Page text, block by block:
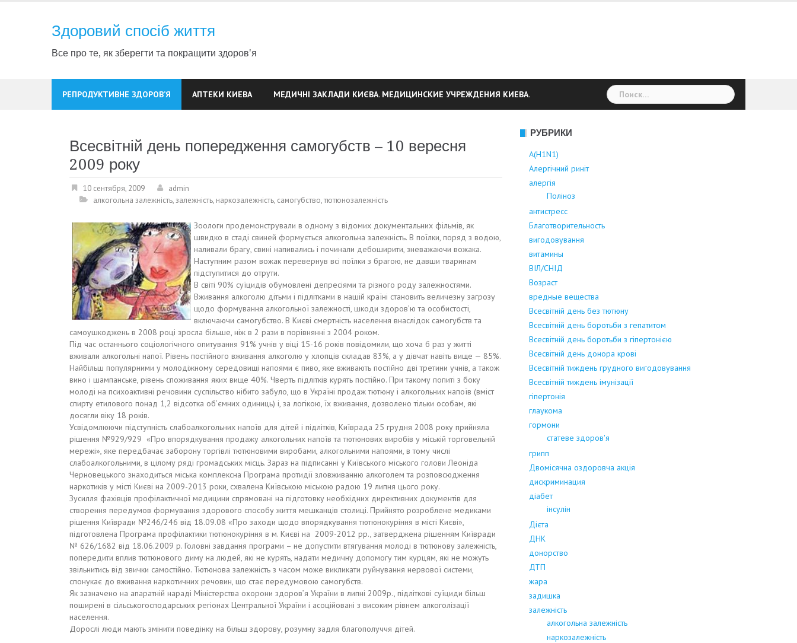
Здоровий спосіб життя
Все про те, як зберегти та покращити здоров'я
РЕПРОДУКТИВНЕ ЗДОРОВ’Я АПТЕКИ КИЕВА МЕДИЧНІ ЗАКЛАДИ КИЄВА. МЕДИЦИНСКИЕ УЧРЕЖДЕНИЯ КИЕВА. Найти:
Всесвітній день попередження самогубств – 10 вересня
2009 року
10 сентября, 2009
admin
алкогольна залежність,залежність, наркозалежність, самогубство,тютюнозалежність
Зоологи продемонстрували в одному з відомих документальних фільмів, як
швидко в стаді свиней формується алкогольна залежність. В поїлки, поряд з водою,
наливали брагу, свині напивались і починали дебоширити, зневажаючи вожака.
Наступним разом вожак перевернув всі поїлки з брагою, не давши тваринам
підступитися до отрути.
В світі 90% суїцидів обумовлені депресіями та різного роду залежностями.
Вживання алкоголю дітьми і підлітками в нашій країні становить величезну загрозу
щодо формування алкогольної залежності, шкоди здоров’ю та особистості,
включаючи самогубство. В Києві смертність населення внаслідок самогубств та
самоушкоджень в 2008 році зросла більше, ніж в 2 рази в порівнянні з 2004 роком.
Під час останнього соціологічного опитування 91% учнів у віці 15-16 років повідомили, що хоча б раз у житті
вживали алкогольні напої. Рівень постійного вживання алкоголю у хлопців складав 83%, а у дівчат навіть вище — 85%.
Найбільш популярними у молодіжному середовищі напоями є пиво, яке вживають постійно дві третини учнів, а також
вино і шампанське, рівень споживання яких вище 40%. Чверть підлітків курять постійно. При такому попиті з боку
молоді на психоактивні речовини суспільство нібито забуло, що в Україні продаж тютюну і алкогольних напоїв (вміст
спирту етилового понад 1,2 відсотка об’ємних одиниць) і, за логікою, їх вживання, дозволено тільки особам, які
досягли віку 18 років.
Усвідомлюючи підступність слабоалкогольних напоїв для дітей і підлітків, Київрада 25 грудня 2008 року прийняла
рішення №929/929 «Про впорядкування продажу алкогольних напоїв та тютюнових виробів у міській торговельній
мережі», яке передбачає заборону торгівлі тютюновими виробами, алкогольними напоями, в тому числі
слабоалкогольними, в цілому ряді громадських місць. Зараз на підписанні у Київського міського голови Леоніда
Черновецького знаходиться міська комплексна Програма протидії зловживанню алкоголем та розповсюдження
наркотиків у місті Києві на 2009-2013 роки, схвалена Київською міською радою 19 липня цього року.
Зусилля фахівців профілактичної медицини спрямовані на підготовку необхідних директивних документів для
створення передумов формування здорового способу життя мешканців столиці. Прийнято розроблене медиками
рішення Київради №246/246 від 18.09.08 «Про заходи щодо впорядкування тютюнокуріння в місті Києві»,
підготовлена Програма профілактики тютюнокуріння в м. Києві на 2009-2012 рр., затверджена рішенням Київради
№ 626/1682 від 18.06.2009 р. Головні завдання програми – не допустити втягування молоді в тютюнову залежність,
попередити вплив тютюнового диму на людей, які не курять, надати медичну допомогу тим курцям, які не можуть
звільнитись від звички самостійно. Тютюнова залежність з часом може викликати руйнування нервової системи,
спонукає до вживання наркотичних речовин, що стає передумовою самогубств.
Як зазначено на апаратній нараді Міністерства охорони здоров’я України в липні 2009р., підліткові суїциди більш
поширені в сільськогосподарських регіонах Центральної України і асоційовані з високим рівнем алкоголізації
населення.
Дорослі люди мають змінити поведінку на більш здорову, розумну задля благополуччя дітей.
РУБРИКИ
А(Н1N1)
Алергічний риніт
алергія
Поліноз
антистресс
Благотворительность
вигодовування
витамины
ВІЛ/СНІД
Возраст
вредные вещества
Всесвітній день без тютюну
Всесвітній день боротьби з гепатитом
Всесвітній день боротьби з гіпертонією
Всесвітній день донора крові
Всесвітній тиждень грудного вигодовування
Всесвітній тиждень імунізації
гіпертонія
глаукома
гормони
статеве здоров'я
грипп
Двомісячна оздоровча акція
дискриминация
діабет
інсулін
Дієта
ДНК
донорство
ДТП
жара
задишка
залежність
алкогольна залежність
наркозалежність